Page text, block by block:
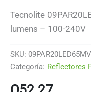
Tecnolite
lumens – 100-240V
SKU:
Categoría: Reflectores